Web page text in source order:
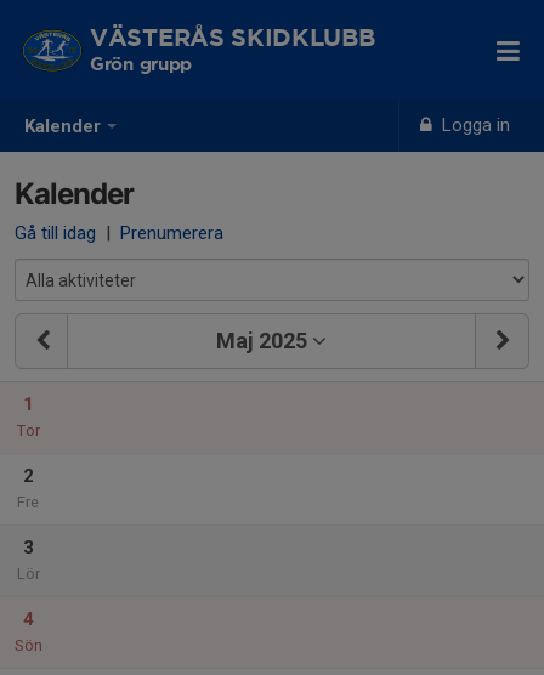
Kalender Logga in
VÄSTERÅS SKIDKLUBB
Grön grupp
Kalender
Gå till idag | Prenumerera
Maj 2025
1
Tor
2
Fre
3
Lör
4
Sön